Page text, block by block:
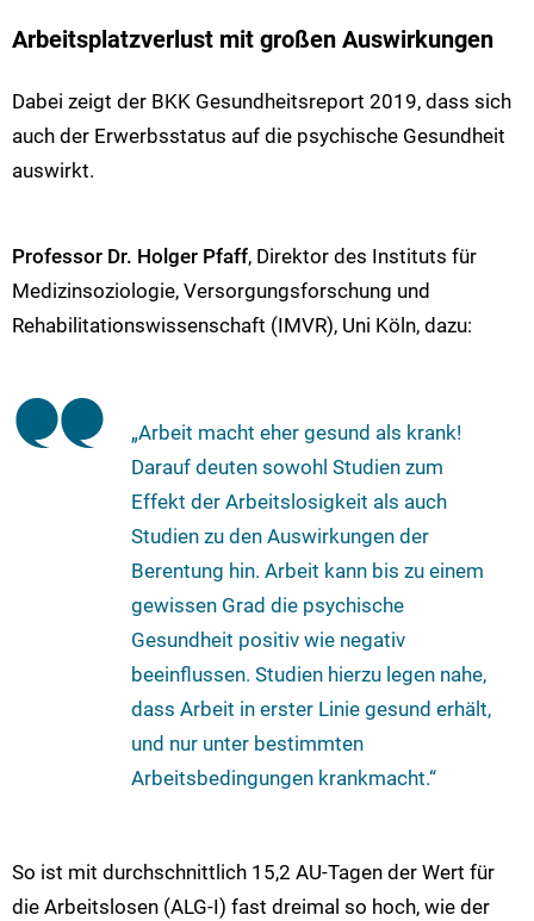
Arbeitsplatzverlust mit großen Auswirkungen
Dabei zeigt der BKK Gesundheitsreport 2019, dass sich
auch der Erwerbsstatus auf die psychische Gesundheit
auswirkt.
Professor Dr. Holger Pfaff, Direktor des Instituts für
Medizinsoziologie, Versorgungsforschung und
Rehabilitationswissenschaft (IMVR), Uni Köln, dazu:
„Arbeit macht eher gesund als krank!
Darauf deuten sowohl Studien zum
Effekt der Arbeitslosigkeit als auch
Studien zu den Auswirkungen der
Berentung hin. Arbeit kann bis zu einem
gewissen Grad die psychische
Gesundheit positiv wie negativ
beeinflussen. Studien hierzu legen nahe,
dass Arbeit in erster Linie gesund erhält,
und nur unter bestimmten
Arbeitsbedingungen krankmacht.“
So ist mit durchschnittlich 15,2 AU-Tagen der Wert für
die Arbeitslosen (ALG-I) fast dreimal so hoch, wie der